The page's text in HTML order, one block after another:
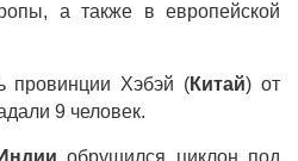
а также в европейской
провинции Хэбэй (Китай) от
9 человек.